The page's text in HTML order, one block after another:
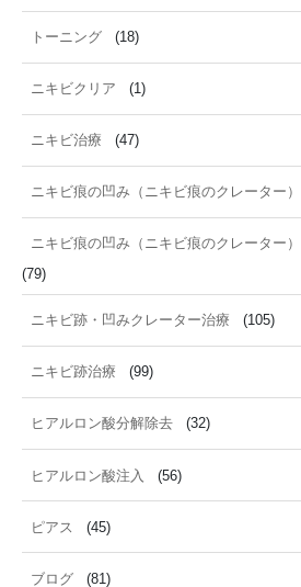
トーニング (18)
ニキビクリア (1)
ニキビ治療 (47)
ニキビ痕の凹み（ニキビ痕のクレーター）
ニキビ痕の凹み（ニキビ痕のクレーター
(79)
ニキビ跡・凹みクレーター治療 (105)
ニキビ跡治療 (99)
ヒアルロン酸分解除去 (32)
ヒアルロン酸注入 (56)
ピアス (45)
ブログ (81)